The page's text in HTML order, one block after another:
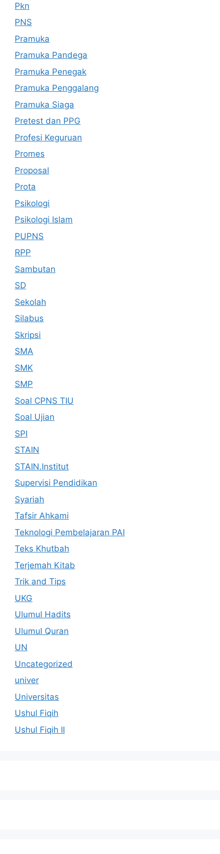
Pkn
PNS
Pramuka
Pramuka Pandega
Pramuka Penegak
Pramuka Penggalang
Pramuka Siaga
Pretest dan PPG
Profesi Keguruan
Promes
Proposal
Prota
Psikologi
Psikologi Islam
PUPNS
RPP
Sambutan
SD
Sekolah
Silabus
Skripsi
SMA
SMK
SMP
Soal CPNS TIU
Soal Ujian
SPI
STAIN
STAIN.Institut
Supervisi Pendidikan
Syariah
Tafsir Ahkami
Teknologi Pembelajaran PAI
Teks Khutbah
Terjemah Kitab
Trik and Tips
UKG
Ulumul Hadits
Ulumul Quran
UN
Uncategorized
univer
Universitas
Ushul Fiqih
Ushul Fiqih II